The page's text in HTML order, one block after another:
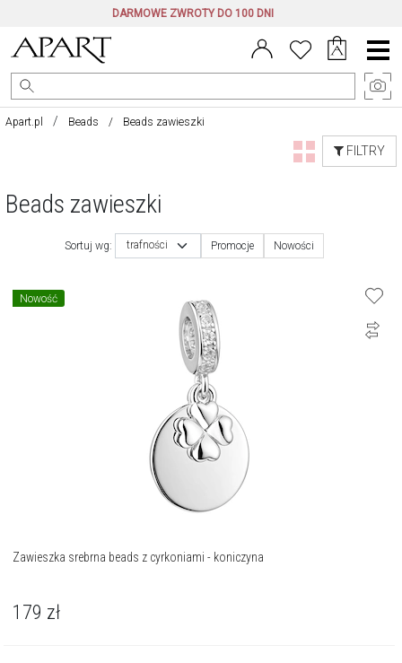
DARMOWE ZWROTY DO 100 DNI
Menu
główne
Apart.pl Beads Beads zawieszki
FILTRY
Beads zawieszki
Sortuj wg: trafności Promocje Nowości
Nowość
Zawieszka srebrna beads z cyrkoniami - koniczyna
179 zł